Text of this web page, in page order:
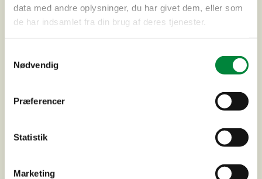
data med andre oplysninger, du har givet dem, eller som
de har indsamlet fra din brug af deres tjenester.
Nødvendig
Præferencer
Statistik
Marketing